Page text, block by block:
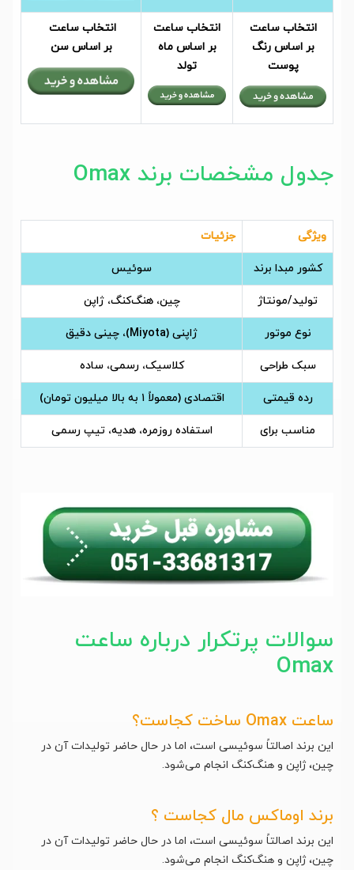
انتخاب ساعت
بر اساس رنگ
پوست
انتخاب ساعت
بر اساس ماه
تولد
انتخاب ساعت
بر اساس سن
جدول مشخصات برند Omax
ویژگی جزئیات
کشور مبدا برند سوئیس
تولید/مونتاژ چین، هنگ‌کنگ، ژاپن
نوع موتور ژاپنی (Miyota)، چینی دقیق
سبک طراحی کلاسیک، رسمی، ساده
رده قیمتی اقتصادی (معمولاً ۱ به بالا میلیون تومان)
مناسب برای استفاده روزمره، هدیه، تیپ رسمی
سوالات پرتکرار درباره ساعت
Omax
ساعت Omax ساخت کجاست؟
این برند اصالتاً سوئیسی است، اما در حال حاضر تولیدات آن در
چین، ژاپن و هنگ‌کنگ انجام می‌شود.
برند اوماکس مال کجاست ؟
این برند اصالتاً سوئیسی است، اما در حال حاضر تولیدات آن در
چین، ژاپن و هنگ‌کنگ انجام می‌شود.